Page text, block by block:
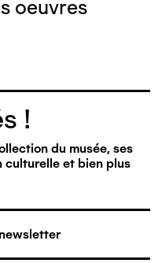
oeuvres
!
du musée, ses
culturelle et bien plus